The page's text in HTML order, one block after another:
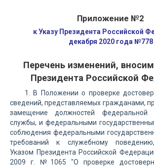
Приложение №2
к Указу Президента Российской
декабря 2020 года №778
Перечень изменений,
Президента Российской
1. В Положении о проверке
сведений, представляемых гражданами,
замещение должностей федеральной
службы, и федеральными
соблюдения федеральными
требований к служебному
Указом Президента Российской
2009 г. №1065 "О проверке